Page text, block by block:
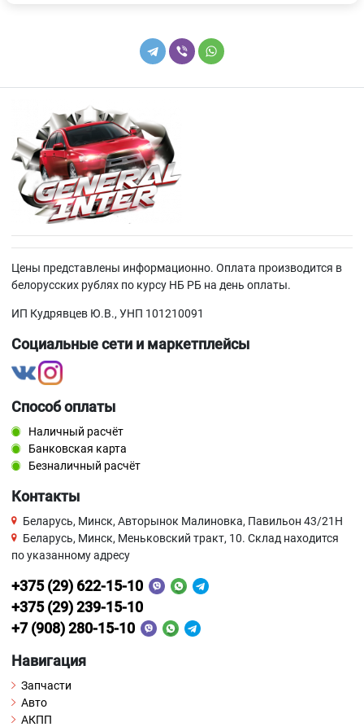
Volvo
Цены представлены информационно. Оплата производится в
белорусских рублях по курсу НБ РБ на день оплаты.
ИП Кудрявцев Ю.В., УНП 101210091
Социальные сети и маркетплейсы
Способ оплаты
Наличный расчёт
Банковская карта
Безналичный расчёт
Контакты
Беларусь, Минск, Авторынок Малиновка, Павильон 43/21Н
Беларусь, Минск, Меньковский тракт, 10. Склад находится
по указанному адресу
+375 (29) 622-15-10
+375 (29) 239-15-10
+7 (908) 280-15-10
Навигация
Запчасти
Авто
АКПП